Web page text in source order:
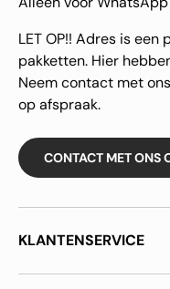
LET OP!! Adres is
pakketten. Hier
Neem contact met
op afspraak.
CONTACT MET ONS
KLANTENSERVICE